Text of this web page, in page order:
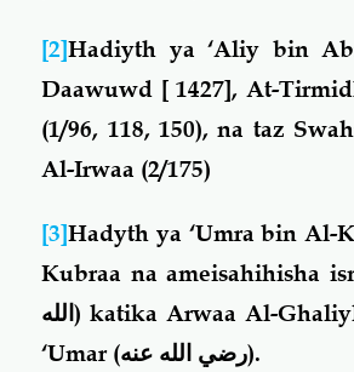
[2]Hadiyth ya ‘Aliy bin
Daawuwd [ 1427], At-
(1/96, 118, 150), na taz
Al-Irwaa (2/175)
[3]Hadyth ya ‘Umra bin Al-
Kubraa na ameisahihisha
الله) katika Arwaa Al-
‘Umar
(رضي الله عنه).